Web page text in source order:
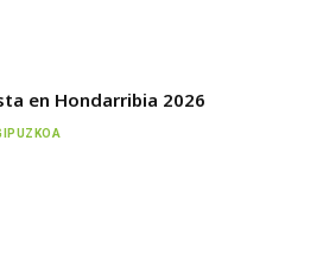
en Hondarribia 2026